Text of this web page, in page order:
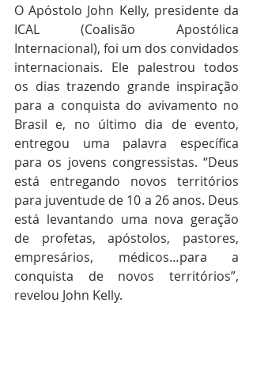
O Apóstolo John Kelly, presidente da
ICAL (Coalisão Apostólica
Internacional), foi um dos convidados
internacionais. Ele palestrou todos
os dias trazendo grande inspiração
para a conquista do avivamento no
Brasil e, no último dia de evento,
entregou uma palavra específica
para os jovens congressistas. “Deus
está entregando novos territórios
para juventude de 10 a 26 anos. Deus
está levantando uma nova geração
de profetas, apóstolos, pastores,
empresários, médicos…para a
conquista de novos territórios”,
revelou John Kelly.